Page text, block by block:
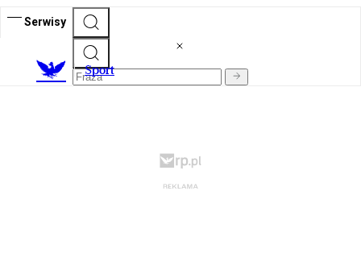
Serwisy
Sport